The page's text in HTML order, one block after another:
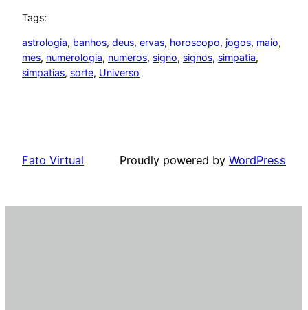
Tags:
astrologia, banhos, deus, ervas, horoscopo, jogos, maio
mes, numerologia, numeros, signo, signos, simpatia
simpatias, sorte, Universo
Fato Virtual Proudly powered by WordPress